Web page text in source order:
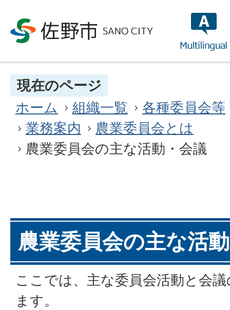
現在のページ
ホーム
組織一覧
各種委員会等
業務案内
農業委員会とは
農業委員会の主な活動・会議
農業委員会の主な活
ここでは、主な委員会活動と会
ます。